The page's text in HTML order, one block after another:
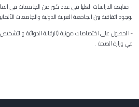
- متابعة الدراسات العليا في عدد كبير من الجامعات في
لوجود اتفاقية بين الجامعة العربية الدولية والجامعات
- الحصول على اختصاصات مهنية (الرقابة الدوائية
في وزارة الصحة .